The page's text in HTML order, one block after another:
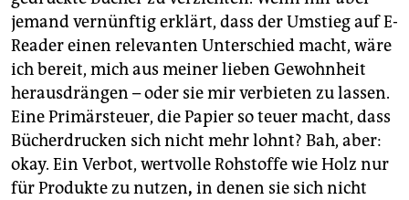
jemand vernünftig erklärt, dass der Umstieg auf E-
Reader einen relevanten Unterschied macht, wäre
ich bereit, mich aus meiner lieben Gewohnheit
herausdrängen – oder sie mir verbieten zu lassen.
Eine Primärsteuer, die Papier so teuer macht, dass
Bücherdrucken sich nicht mehr lohnt? Bah, aber:
okay. Ein Verbot, wertvolle Rohstoffe wie Holz nur
für Produkte zu nutzen, in denen sie sich nicht